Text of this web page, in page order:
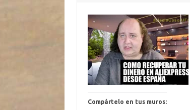
Compártelo en tus muros: